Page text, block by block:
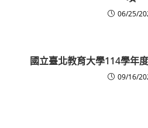
06/25/
國立臺北教育大學114學年
09/16/